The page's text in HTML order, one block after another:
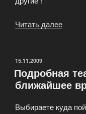
Читать далее
на
и
ОПУБЛИКОВАНО
15.11.2009
Подробная
ближайшее
Выбираете куда